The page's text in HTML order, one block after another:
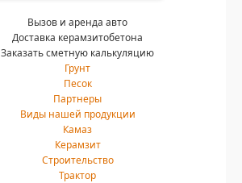
Вызов и аренда авто
Доставка керамзитобетона
Заказать сметную калькуляцию
Грунт
Песок
Партнеры
Виды нашей продукции
Камаз
Керамзит
Строительство
Трактор